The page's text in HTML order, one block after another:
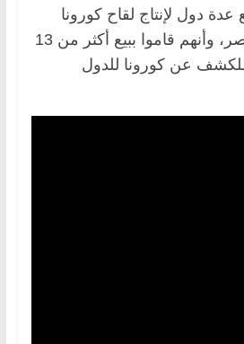
دول لإنتاج لقاح كورونا
على أراضيها منها مصر، وأنهم قاموا ببيع أكثر من 13
عن كورونا للدول